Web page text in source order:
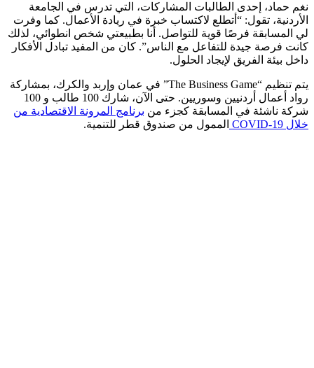
نغم حماد، إحدى الطالبات المشاركات، التي تدرس في الجامعة
الأردنية، تقول: “أتطلع لاكتساب خبرة في ريادة الأعمال. كما وفرت
لي المسابقة فرصًا قوية للتواصل. أنا بطبيعتي شخص انطوائي، لذلك
كانت فرصة جيدة للتفاعل مع الناس”. كان من المفيد تبادل الأفكار
داخل بيئة الفريق لإيجاد الحلول.
يتم تنظيم “The Business Game” في عمان وإربد والكرك، بمشاركة
رواد أعمال أردنيين وسوريين. حتى الآن، شارك 100 طالب و 100
شركة ناشئة في المسابقة كجزء من برنامج المرونة الاقتصادية من
خلال COVID-19
الممول من صندوق قطر للتنمية.